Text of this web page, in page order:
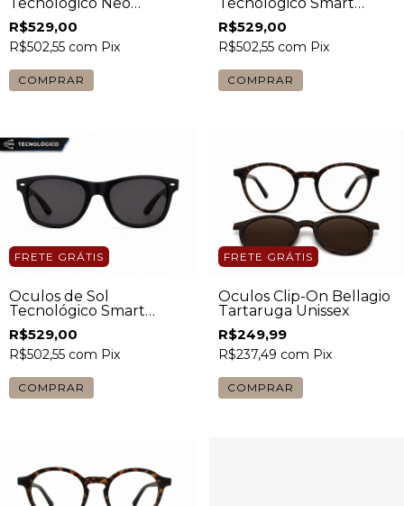
Redondo Preto Unissex
R$529,00
R$502,55 com Pix
Shine Quadrado Preto
Unissex
R$529,00
R$502,55 com Pix
FRETE GRÁTIS
Óculos de Sol
Tecnológico Smart
Quadrado Preto Unissex
R$529,00
R$502,55 com Pix
FRETE GRÁTIS
Óculos Clip-On Bellagio
Tartaruga Unissex
R$249,99
R$237,49 com Pix